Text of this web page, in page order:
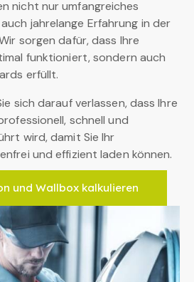
nicht nur umfangreiches
jahrelange Erfahrung in der
sorgen dafür, dass Ihre
funktioniert, sondern auch
erfüllt.
sich darauf verlassen, dass Ihre
schnell und
wird, damit Sie Ihr
und effizient laden können.
und Wallbox kalkulieren